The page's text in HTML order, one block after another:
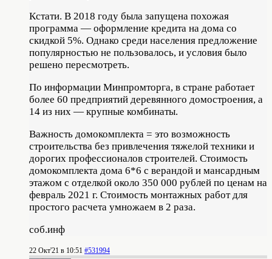
Кстати. В 2018 году была запущена похожая
программа — оформление кредита на дома со
скидкой 5%. Однако среди населения предложение
популярностью не пользовалось, и условия было
решено пересмотреть.
По информации Минпромторга, в стране работает
более 60 предприятий деревянного домостроения, а
14 из них — крупные комбинаты.
Важность домокомплекта = это возможность
строительства без привлечения тяжелой техники и
дорогих профессионалов строителей. Стоимость
домокомплекта дома 6*6 с верандой и мансардным
этажом с отделкой около 350 000 рублей по ценам на
февраль 2021 г. Стоимость монтажных работ для
простого расчета умножаем в 2 раза.
соб.инф
22 Окт'21 в 10:51 #531994